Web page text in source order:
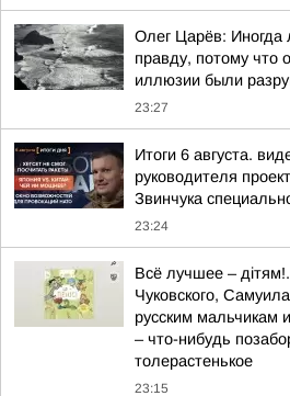
Олег Царёв: Иногда
правду, потому что
иллюзии были
23:27
Итоги 6 августа.
руководителя
Звинчука
23:24
Всё лучшее –
Чуковского,
русским мальчикам
– что-нибудь
толерастенькое
23:15